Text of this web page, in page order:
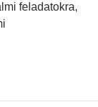
feladatokra,